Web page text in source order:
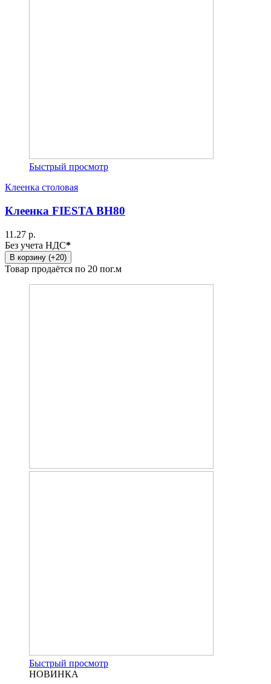
Быстрый просмотр
Клеенка столовая
Клеенка FIESTA BH80
11.27 р.
Без учета НДС*
В корзину (+20)
Товар продаётся по 20 пог.м
Быстрый просмотр
НОВИНКА